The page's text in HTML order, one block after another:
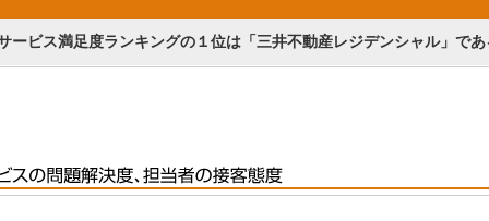
ービス満足度ランキングの１位は「三井不動産レジデンシャル」であ